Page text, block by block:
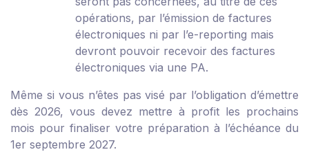
opérations, par l’émission de factures
électroniques ni par l’e-reporting mais
devront pouvoir recevoir des factures
électroniques via une PA.
Même si vous n’êtes pas visé par l’obligation d’émettre
dès 2026, vous devez mettre à profit les prochains
mois pour finaliser votre préparation à l’échéance du
1er septembre 2027.